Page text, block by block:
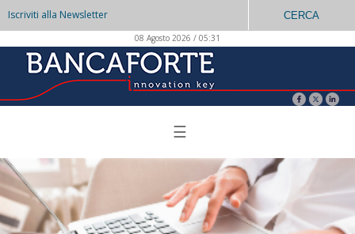
Iscriviti alla Newsletter CERCA
08 Agosto 2026 / 05:31
☰